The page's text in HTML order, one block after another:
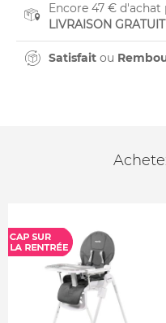
Encore 47 €
LIVRAISON
Satisfait ou